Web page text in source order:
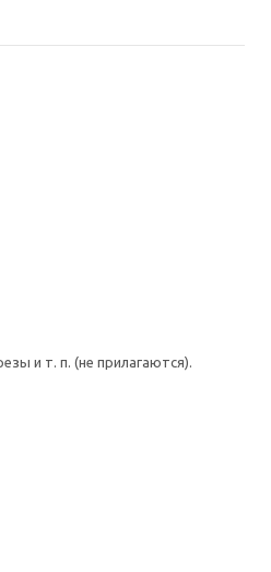
и т. п. (не прилагаются).